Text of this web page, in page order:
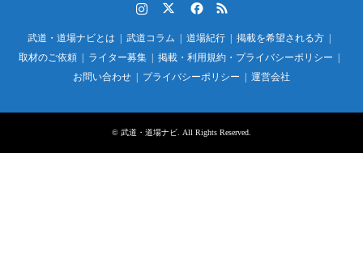
RSS
武道・道場ナビとは 武道コラム 道場紀行
掲載を希望される方
取材のご依頼
ライター募集
掲載・利用規約・プライバシーポリシー
お問い合わせ
プライバシーポリシー 運営会社
© 武道・道場ナビ . All Rights Reserved.